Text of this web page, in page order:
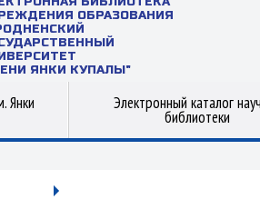
ОБРАЗОВАНИЯ
ЯНКИ КУПАЛЫ"
Янки Электронный каталог
библиотеки